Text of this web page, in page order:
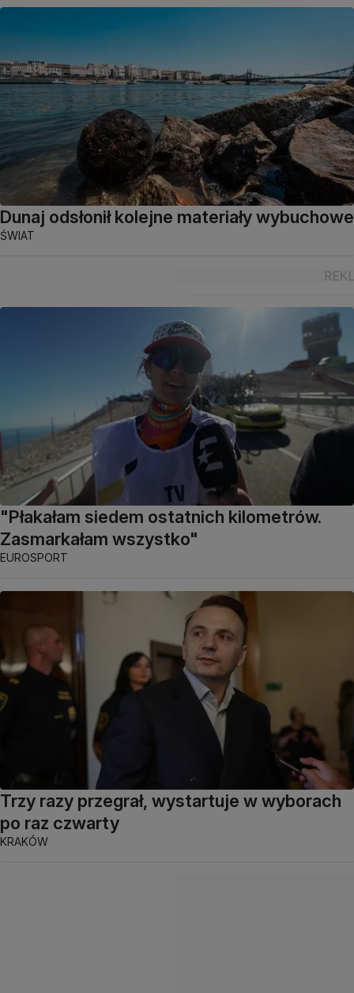
Dunaj odsłonił kolejne materiały wybuchowe
ŚWIAT
"Płakałam siedem ostatnich kilometrów.
Zasmarkałam wszystko"
EUROSPORT
Trzy razy przegrał, wystartuje w wyborach
po raz czwarty
KRAKÓW